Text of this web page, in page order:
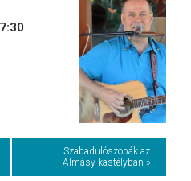
Szabadulószobák az
Almásy-kastélyban »